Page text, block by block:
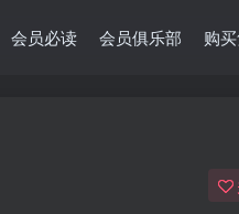
会员必读 会员俱乐部 购